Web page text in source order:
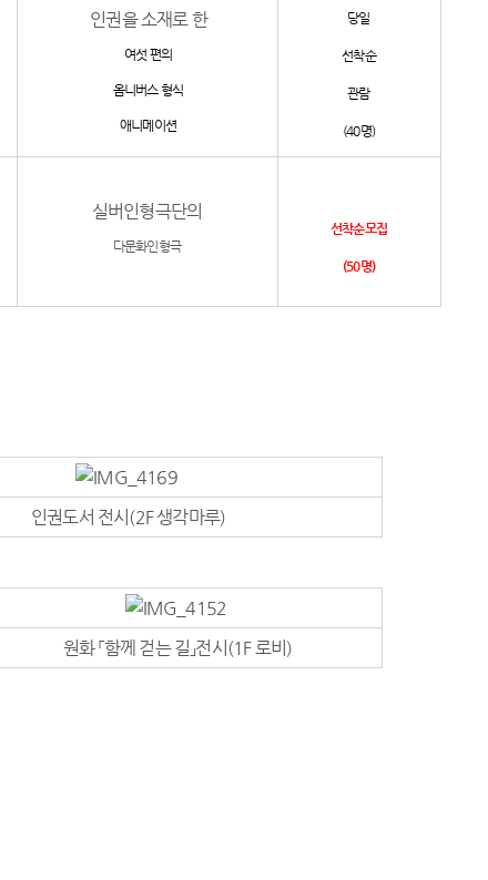
인권을 소재로 한
여섯 편의
옴니버스형식
애니메이션
당일
선착순
관람
(40명)
실버인형극단의
다문화인형극
선착순모집
(50명)
인권도서 전시(2F 생각마루)
원화 「함께 걷는 길」전시(1F 로비)